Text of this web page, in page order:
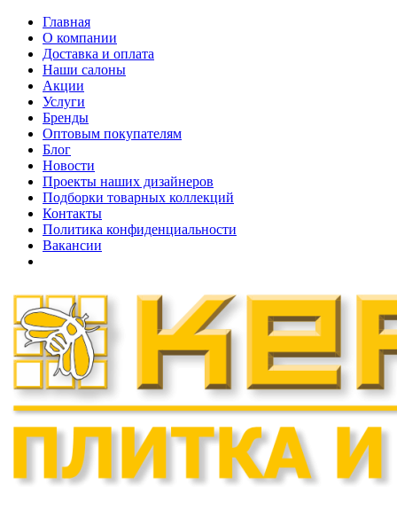
Главная
О компании
Доставка и оплата
Наши cалоны
Акции
Услуги
Бренды
Оптовым покупателям
Блог
Новости
Проекты наших дизайнеров
Подборки товарных коллекций
Контакты
Политика конфиденциальности
Вакансии